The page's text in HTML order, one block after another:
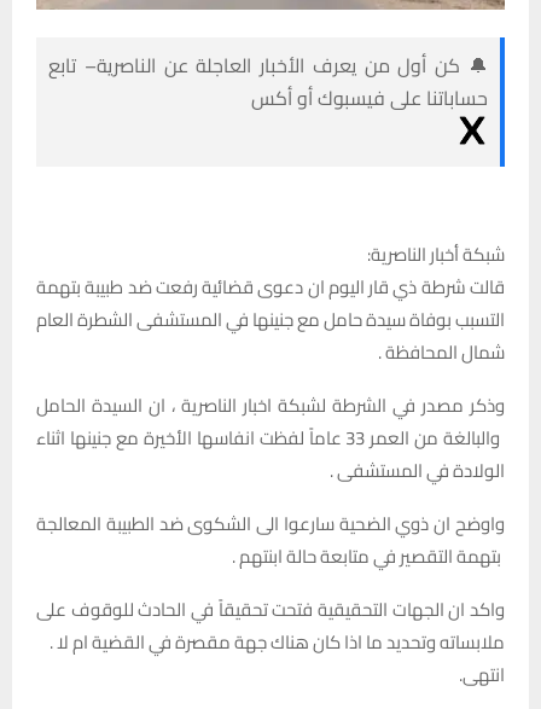
🔔 كن أول من يعرف الأخبار العاجلة عن الناصرية– تابع
حساباتنا على فيسبوك أو أكس
شبكة أخبار الناصرية:
قالت شرطة ذي قار اليوم ان دعوى قضائية رفعت ضد طبيبة بتهمة
التسبب بوفاة سيدة حامل مع جنينها في المستشفى الشطرة العام
شمال المحافظة .
وذكر مصدر في الشرطة لشبكة اخبار الناصرية ، ان السيدة الحامل
والبالغة من العمر 33 عاماً لفظت انفاسها الأخيرة مع جنينها اثناء
الولادة في المستشفى .
واوضح ان ذوي الضحية سارعوا الى الشكوى ضد الطبيبة المعالجة
بتهمة التقصير في متابعة حالة ابنتهم .
واكد ان الجهات التحقيقية فتحت تحقيقاً في الحادث للوقوف على
ملابساته وتحديد ما اذا كان هناك جهة مقصرة في القضية ام لا .
انتهى.